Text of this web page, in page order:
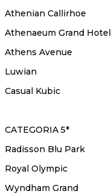
Athenian Callirhoe
Athenaeum Grand Hotel
Athens Avenue
Luwian
Casual Kubic
CATEGORIA 5*
Radisson Blu Park
Royal Olympic
Wyndham Grand